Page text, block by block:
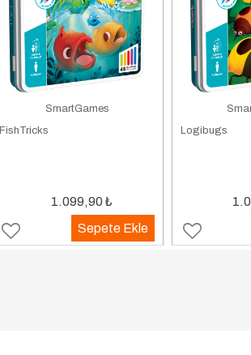
SmartGames
FishTricks
1.099,90 ₺
Sepete Ekle
Logibugs